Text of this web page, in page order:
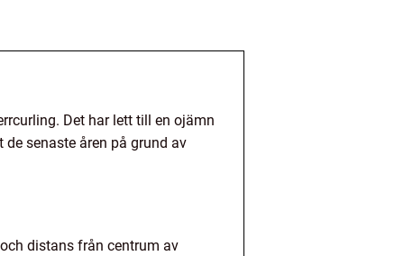
Det har lett till en ojämn
senaste åren på grund av
distans från centrum av